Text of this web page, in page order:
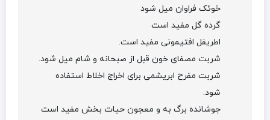
خوئک فراوان میل شود
گرده گل مفید است
اطریفل افتیمونی مفید است.
شربت مصفای خون قبل از صبحانه و شام میل شود.
شربت مفرح ابریشمی برای اخراج اخلاط استفاده
شود.
جوشانده برگ به و معجون حیات بخش مفید است